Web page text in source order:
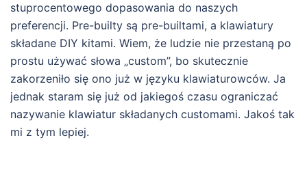
stuprocentowego dopasowania do naszych
preferencji. Pre-builty są pre-builtami, a klawiatury
składane DIY kitami. Wiem, że ludzie nie przestaną po
prostu używać słowa „custom”, bo skutecznie
zakorzeniło się ono już w języku klawiaturowców. Ja
jednak staram się już od jakiegoś czasu ograniczać
nazywanie klawiatur składanych customami. Jakoś tak
mi z tym lepiej.